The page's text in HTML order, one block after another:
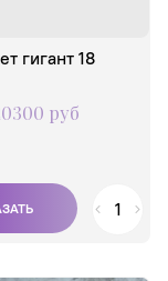
гигант 18
руб